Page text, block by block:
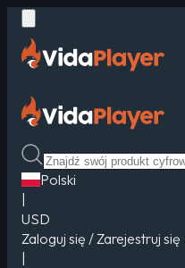
Polski
USD
Zaloguj się / Zarejestruj się